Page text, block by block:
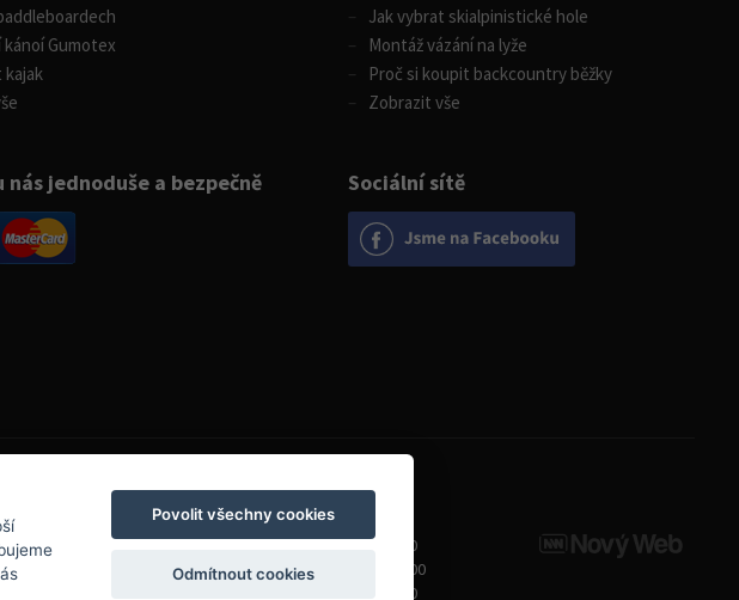
Sociální sítě
kánoí Gumotex
kajak
Jak vybrat skialpinistické hole
Montáž vázání na lyže
Proč si koupit backcountry běžky
Zobrazit vše
nás jednoduše a bezpečně
Otevírací doba
Pondělí
8:00 - 19:00
Úterý - Pátek
10:00 - 19:00
9:00 - 14:00
Povolit všechny cookies
Odmítnout cookies